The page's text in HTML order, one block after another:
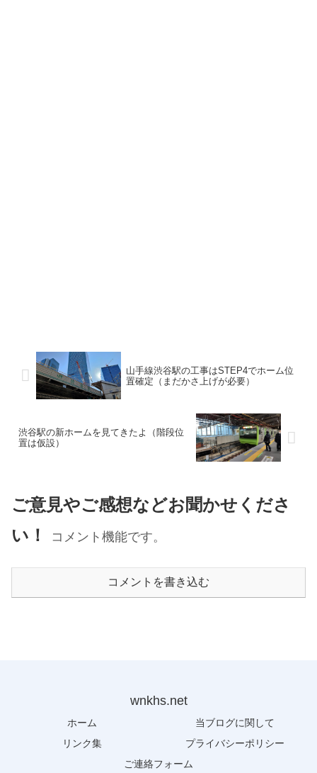
山手線渋谷駅の工事はSTEP4でホーム位
置確定（まだかさ上げが必要）
渋谷駅の新ホームを見てきたよ（階段位
置は仮設）
ご意見やご感想などお聞かせくださ
い！
コメント機能です。
コメントを書き込む
wnkhs.net
ホーム
当ブログに関して
リンク集
プライバシーポリシー
ご連絡フォーム